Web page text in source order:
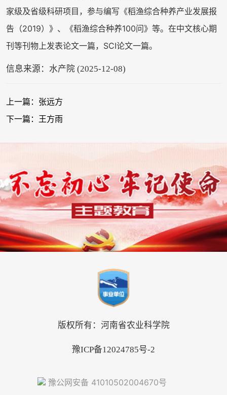
家级及省级科研项目，参与编写《稻渔综合种养产业发展报
告（2019）》、《稻渔综合种养100问》等。在中文核心期
刊等刊物上发表论文一篇，SCI论文一篇。
信息来源：水产院 (2025-12-08)
上一篇：张远方
下一篇：王方雨
版权所有：河南省农业科学院
豫ICP备12024785号-2
豫公网安备 41010502004670号